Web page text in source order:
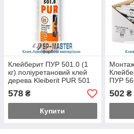
Клейберит ПУР 501.0 (1
кг) поліуретановий клей
дерева Kleiberit PUR 501
D4
578 ₴
Купити
ПУР
502₴